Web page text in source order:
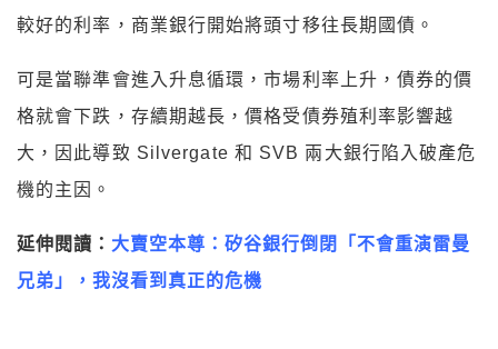
較好的利率，商業銀行開始將頭寸移往長期國債。
可是當聯準會進入升息循環，市場利率上升，債券的價
格就會下跌，存續期越長，價格受債券殖利率影響越
大，因此導致 Silvergate 和 SVB 兩大銀行陷入破產危
機的主因。
延伸閱讀： 大賣空本尊：矽谷銀行倒閉「不會重演雷曼
兄弟」，我沒看到真正的危機